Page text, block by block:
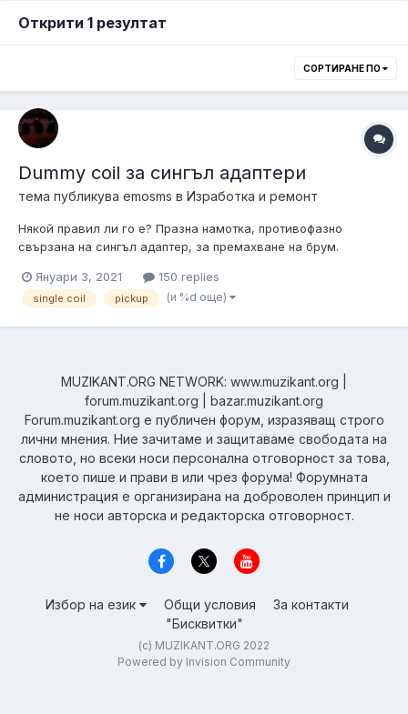
Открити 1 резултат
СОРТИРАНЕ ПО
Dummy coil за сингъл адаптери
тема публикува emosms в Изработка и ремонт
Някой правил ли го е? Празна намотка, противофазно
свързана на сингъл адаптер, за премахване на брум.
от друг адаптер, а по-голяма, с възможно по-дебела жица. С
приблизително същата индуктивност (бр. навивки), за да
Януари 3, 2021 150 replies
single coil pickup (и %d още)
MUZIKANT.ORG NETWORK: www.muzikant.org |
forum.muzikant.org | bazar.muzikant.org
Forum.muzikant.org е публичен форум, изразяващ строго
лични мнения. Ние зачитаме и защитаваме свободата на
словото, но всеки носи персонална отговорност за това,
което пише и прави в или чрез форума! Форумната
администрация е организирана на доброволен принцип и
не носи авторска и редакторска отговорност.
Избор на език Общи условия
За контакти
"Бисквитки"
(c) MUZIKANT.ORG 2022
Powered by Invision Community